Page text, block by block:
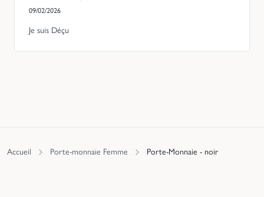
09/02/2026
Je suis Déçu
Accueil Porte-monnaie Femme Porte-Monnaie - noir